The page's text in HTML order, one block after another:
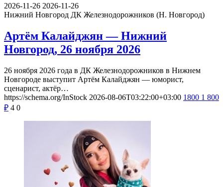
2026-11-26 2026-11-26
Нижний Новгород ДК Железнодорожников (Н. Новгород)
Артём Калайджян — Нижний
Новгород, 26 ноября 2026
26 ноября 2026 года в ДК Железнодорожников в Нижнем
Новгороде выступит Артём Калайджян — юморист,
сценарист, актёр…
https://schema.org/InStock 2026-08-06T03:22:00+03:00 1800 1 800
₽ 4 0